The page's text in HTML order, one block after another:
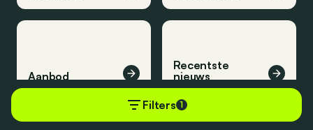
Filters 1
Aanbod
Recentste
nieuws